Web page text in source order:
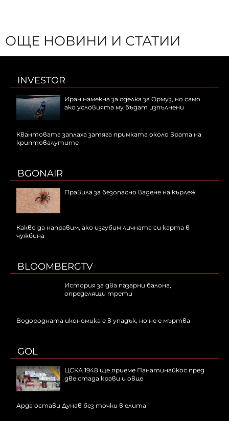
ОЩЕ НОВИНИ И СТАТИИ
INVESTOR
Иран намекна за сделка за Ормуз, но само
ако условията му бъдат изпълнени
Квантовата заплаха затяга примката около врата на
криптовалутите
BGONAIR
Правила за безопасно вадене на кърлеж
Какво да направим, ако изгубим личната си карта в
чужбина
BLOOMBERGTV
История за два пазарни балона,
определящи трети
Водородната икономика е в упадък, но не е мъртва
GOL
ЦСКА 1948 ще приеме Панатинайкос пред
две стада крави и овце
Арда остави Дунав без точки в елита